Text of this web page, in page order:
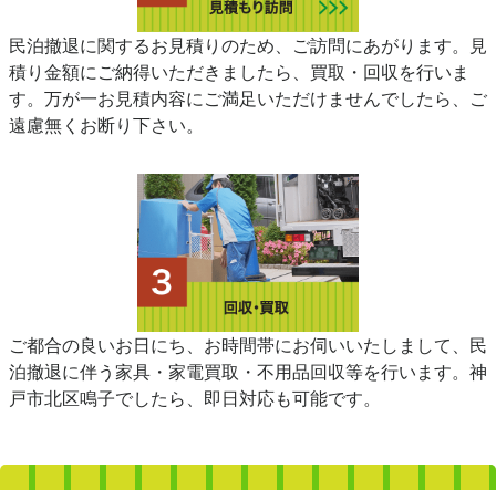
民泊撤退に関するお見積りのため、ご訪問にあがります。見
積り金額にご納得いただきましたら、買取・回収を行いま
す。万が一お見積内容にご満足いただけませんでしたら、ご
遠慮無くお断り下さい。
ご都合の良いお日にち、お時間帯にお伺いいたしまして、民
泊撤退に伴う家具・家電買取・不用品回収等を行います。神
戸市北区鳴子でしたら、即日対応も可能です。